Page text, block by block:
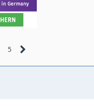
5